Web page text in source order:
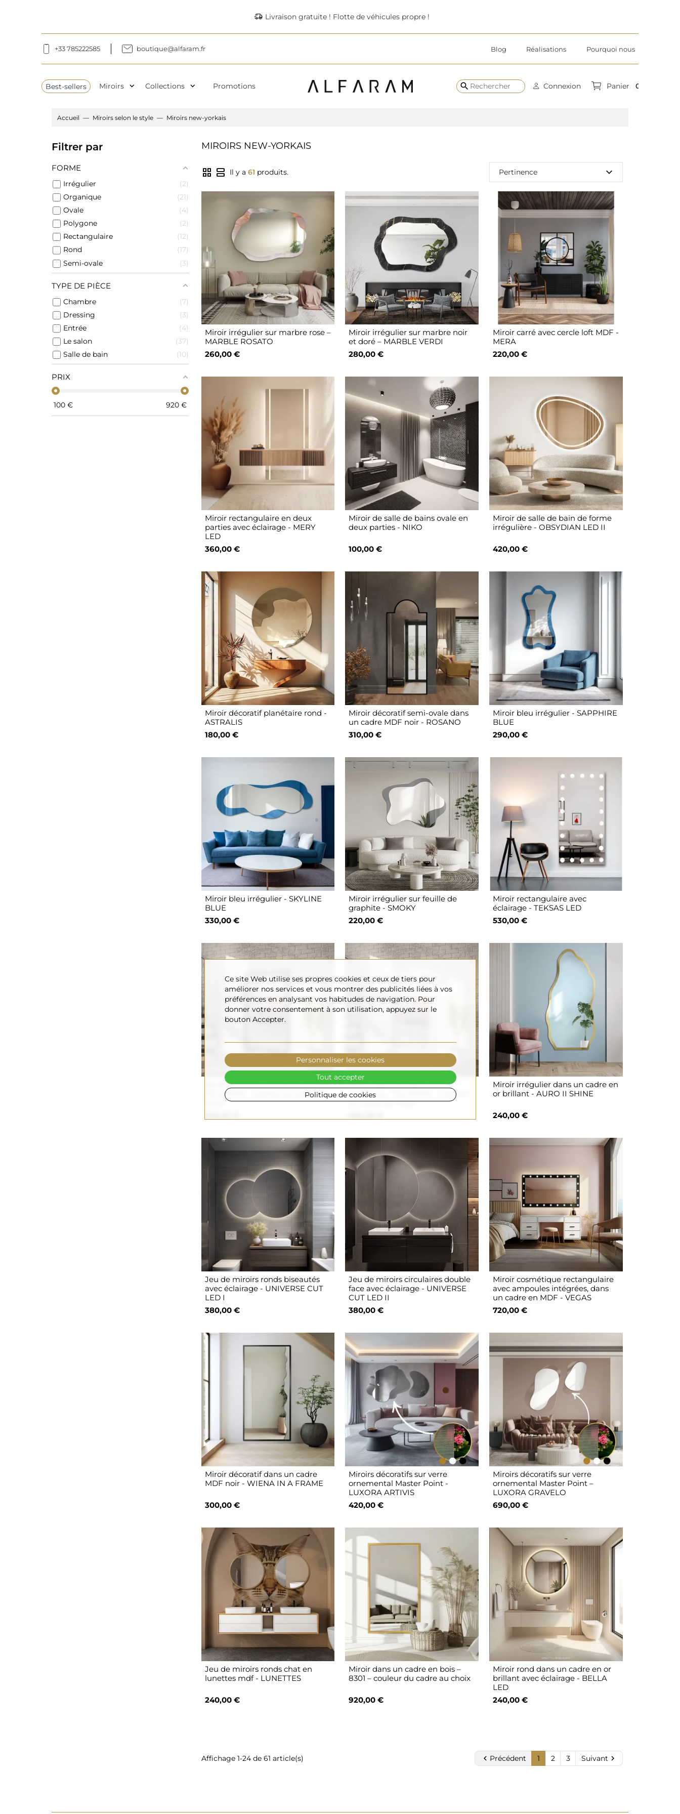
delivery_truck_speed Livraison gratuite ! Flotte de véhicules propre !
+33 785222585 boutique@alfaram.fr Blog Réalisations Pourquoi nous
Best-sellers Miroirs expand_more Collections expand_more Promotions search Connexion Panier 0
Accueil Miroirs selon le style Miroirs new-yorkais
Filtrer par
FORME
Irrégulier
2
Organique
21
Ovale
4
Polygone
2
Rectangulaire
12
Rond
17
Semi-ovale
3
TYPE DE PIÈCE
Chambre
7
Dressing
3
Entrée
4
Le salon
37
Salle de bain
10
PRIX
100 € 920 €
MIROIRS NEW-YORKAIS
grid_view view_agenda Il y a 61 produits. Pertinence expand_more
Miroir irrégulier sur marbre rose –
MARBLE ROSATO
260,00 €
Miroir irrégulier sur marbre noir
et doré – MARBLE VERDI
280,00 €
Miroir carré avec cercle loft MDF -
MERA
220,00 €
Miroir rectangulaire en deux
parties avec éclairage - MERY
LED
360,00 €
Miroir de salle de bains ovale en
deux parties - NIKO
100,00 €
Miroir de salle de bain de forme
irrégulière - OBSYDIAN LED II
420,00 €
Miroir décoratif planétaire rond -
ASTRALIS
180,00 €
Miroir décoratif semi-ovale dans
un cadre MDF noir - ROSANO
310,00 €
Miroir bleu irrégulier - SAPPHIRE
BLUE
290,00 €
Miroir bleu irrégulier - SKYLINE
BLUE
330,00 €
Miroir irrégulier sur feuille de
graphite - SMOKY
220,00 €
Miroir rectangulaire avec
éclairage - TEKSAS LED
530,00 €
Miroir Loft avec meneaux -
TELIMENA - couleur du cadre au
Miroir style loft blanc avec
croisillons - TELIMENA - Couleur
du cadre au choix
Miroir irrégulier dans un cadre en
or brillant - AURO II SHINE
240,00 €
Jeu de miroirs ronds biseautés
avec éclairage - UNIVERSE CUT
LED I
380,00 €
Jeu de miroirs circulaires double
face avec éclairage - UNIVERSE
CUT LED II
380,00 €
Miroir cosmétique rectangulaire
avec ampoules intégrées, dans
un cadre en MDF - VEGAS
720,00 €
Miroir décoratif dans un cadre
MDF noir - WIENA IN A FRAME
300,00 €
Miroirs décoratifs sur verre
ornemental Master Point -
LUXORA ARTIVIS
420,00 €
Miroirs décoratifs sur verre
ornemental Master Point –
LUXORA GRAVELO
690,00 €
Jeu de miroirs ronds chat en
lunettes mdf - LUNETTES
240,00 €
Miroir dans un cadre en bois –
8301 – couleur du cadre au choix
920,00 €
Miroir rond dans un cadre en or
brillant avec éclairage - BELLA
LED
240,00 €
Affichage 1-24 de 61 article(s)  Précédent 1 2 3 Suivant 
Ce site Web utilise ses propres cookies et ceux de tiers pour
améliorer nos services et vous montrer des publicités liées à vos
préférences en analysant vos habitudes de navigation. Pour
donner votre consentement à son utilisation, appuyez sur le
bouton Accepter.
Politique de cookies
Personnaliser les cookies
Tout accepter